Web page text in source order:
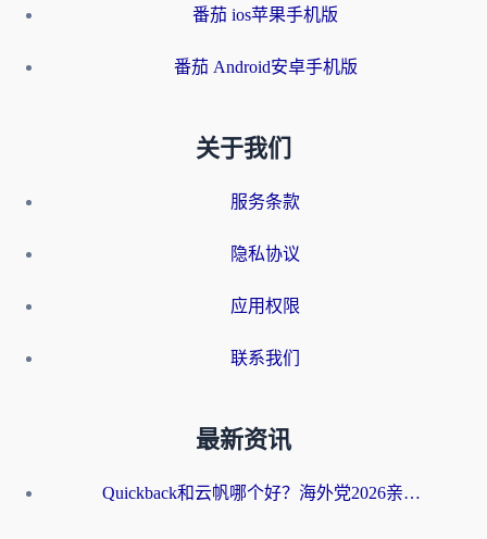
番茄 ios苹果手机版
番茄 Android安卓手机版
关于我们
服务条款
隐私协议
应用权限
联系我们
最新资讯
Quickback和云帆哪个好？海外党2026亲测指南：选对加速器大陆工具，无缝刷国内剧玩国服